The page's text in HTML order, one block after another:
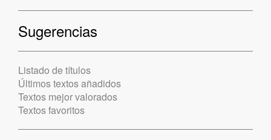
Sugerencias
Listado de títulos
Últimos textos añadidos
Textos mejor valorados
Textos favoritos